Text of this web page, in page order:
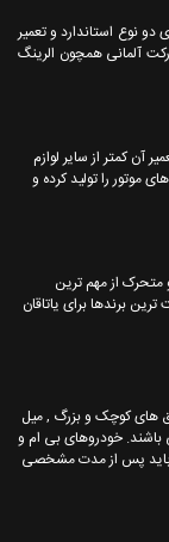
دو نوع استاندارد و تعمیر
آلمانی همچون الرینگ
آن کمتر از سایر لوازم
موتور را تولید کرده و
متحرک از مهم ترین
برندها برای یاتاقان
های کوچک و بزرگ , میل
خودروهای بی ام و
باید پس از مدت مشخصی